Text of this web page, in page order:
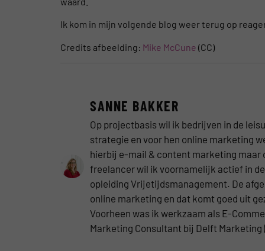
Ik kom in mijn volgende blog weer terug op
Credits afbeelding: Mike McCune (CC)
SANNE BAKKER
Op projectbasis wil ik bedrijven in de
strategie en voor hen online marketing
hierbij e-mail & content marketing maar
freelancer wil ik voornamelijk actief in
opleiding Vrijetijdsmanagement. De
online marketing en dat komt goed uit
Voorheen was ik werkzaam als E-
Marketing Consultant bij Delft Marketing